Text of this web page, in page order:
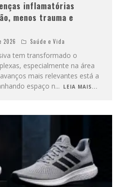
inflamatórias
menos trauma e
2026 Saúde e Vida
tem transformado o
especialmente na área
mais relevantes está a
espaço n... LEIA MAIS...